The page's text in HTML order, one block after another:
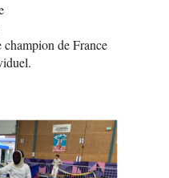
de France